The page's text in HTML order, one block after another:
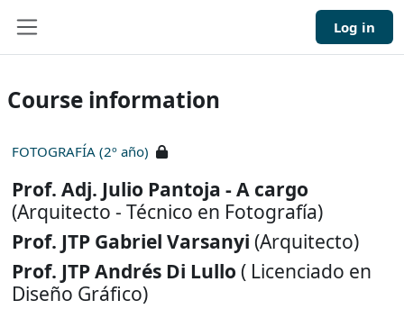
Log in
Course information
FOTOGRAFÍA (2º año)
Prof. Adj. Julio Pantoja - A cargo
(Arquitecto - Técnico en Fotografía)
Prof. JTP Gabriel Varsanyi (Arquitecto)
Prof. JTP Andrés Di Lullo ( Licenciado en
Diseño Gráfico)